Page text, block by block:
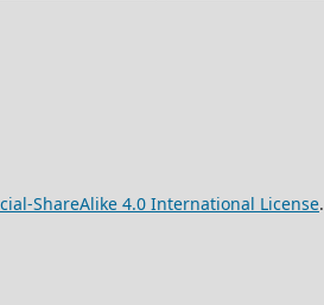
ShareAlike 4.0 International License.